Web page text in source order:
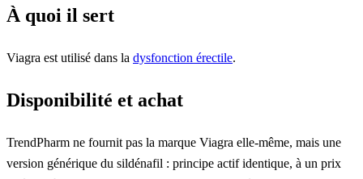
À quoi il sert
Viagra est utilisé dans la dysfonction érectile.
Disponibilité et achat
TrendPharm ne fournit pas la marque Viagra elle-même, mais une
version générique du sildénafil : principe actif identique, à un prix